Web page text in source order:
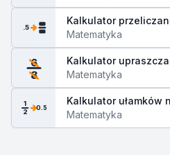
.5
Kalkulator
ułamki
Matematyka
6
8
Kalkulator
Matematyka
1
2 0.5
Kalkulator ułamków
Matematyka